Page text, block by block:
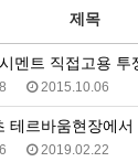
제목
트 직접고용 투쟁
2015.10.06
테르바움현장에서
2019.02.22